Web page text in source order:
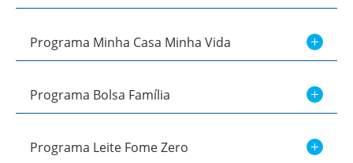
Programa Minha Casa Minha Vida
Programa Bolsa Família
Programa Leite Fome Zero